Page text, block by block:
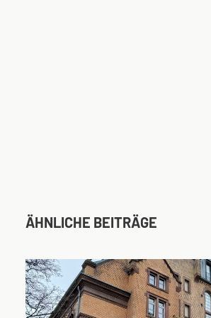
ÄHNLICHE BEITRÄGE